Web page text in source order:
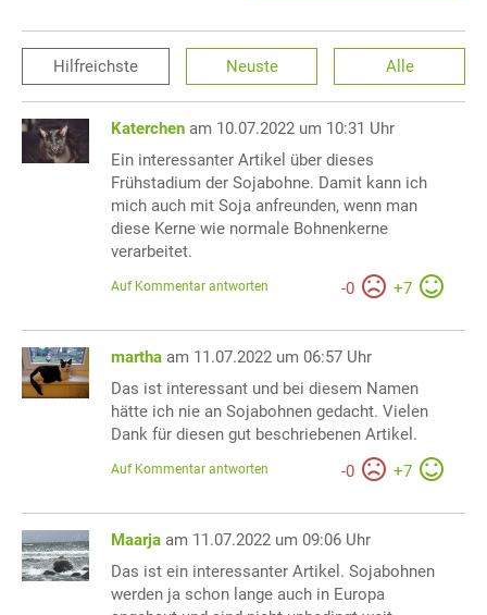
Hilfreichste Neuste Alle
Katerchen am 10.07.2022 um 10:31 Uhr
Ein interessanter Artikel über dieses
Frühstadium der Sojabohne. Damit kann ich
mich auch mit Soja anfreunden, wenn man
diese Kerne wie normale Bohnenkerne
verarbeitet.
-0 +7
Auf Kommentar antworten
martha am 11.07.2022 um 06:57 Uhr
Das ist interessant und bei diesem Namen
hätte ich nie an Sojabohnen gedacht. Vielen
Dank für diesen gut beschriebenen Artikel.
-0 +7
Auf Kommentar antworten
Maarja am 11.07.2022 um 09:06 Uhr
Das ist ein interessanter Artikel. Sojabohnen
werden ja schon lange auch in Europa